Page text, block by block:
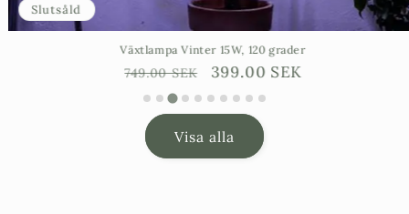
Slutsåld
Växtlampa Vinter 15W, 120 grader
Ordinarie
pris
749.00 SEK Försäljningspris
399.00 SEK
Visa alla